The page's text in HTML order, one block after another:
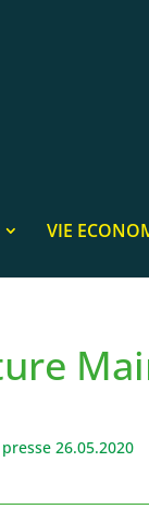
VIE
26.05.2020